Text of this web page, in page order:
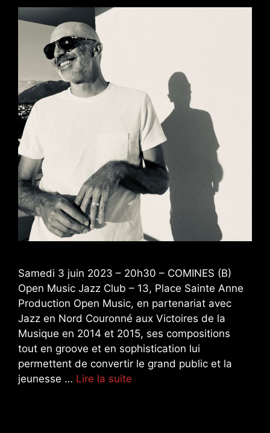
Samedi 3 juin 2023 – 20h30 – COMINES (B)
Open Music Jazz Club – 13, Place Sainte Anne
Production Open Music, en partenariat avec
Jazz en Nord Couronné aux Victoires de la
Musique en 2014 et 2015, ses compositions
tout en groove et en sophistication lui
permettent de convertir le grand public et la
jeunesse … Lire la suite